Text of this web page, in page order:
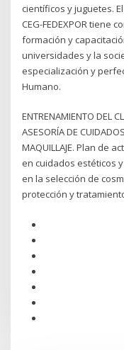
científicos y juguetes.
CEG-FEDEXPOR tiene
formación y
universidades y la
especialización y
Humano.
ENTRENAMIENTO DEL
ASESORÍA DE
MAQUILLAJE. Plan de
en cuidados estéticos
en la selección de
protección y